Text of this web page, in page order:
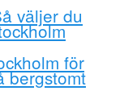
väljer du
för
bergstomt